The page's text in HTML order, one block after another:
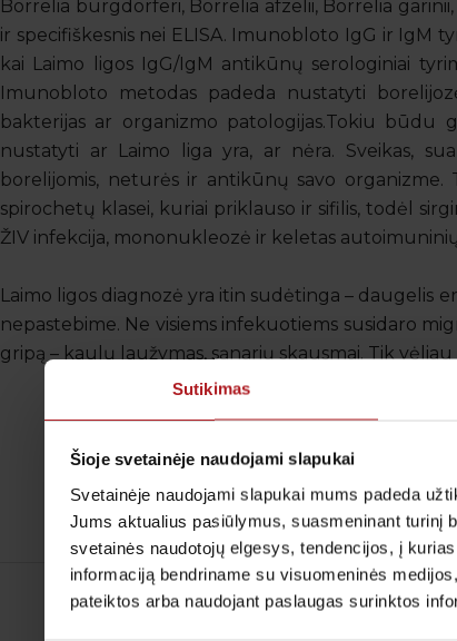
Sutikimas
Šioje svetainėje naudojami slapukai
Svetainėje naudojami slapukai mums padeda
Jums aktualius pasiūlymus, suasmeninant turinį
svetainės naudotojų elgesys, tendencijos, į
informaciją bendriname su visuomeninės
pateiktos arba naudojant paslaugas surinktos
Borrelia burgdorferi, Borrelia afzelii, Borrelia
ir specifiškesnis nei ELISA. Imunobloto IgG ir IgM
kai Laimo ligos IgG/IgM antikūnų serologiniai
Imunobloto metodas padeda nustatyti
bakterijas ar organizmo patologijas.Tokiu būdu
nustatyti ar Laimo liga yra, ar nėra. Sveikas,
borelijomis, neturės ir antikūnų savo
spirochetų klasei, kuriai priklauso ir sifilis, todėl
ŽIV infekcija, mononukleozė ir keletas
Laimo ligos diagnozė yra itin sudėtinga – daugelis
nepastebime. Ne visiems infekuotiems susidaro
gripą – kaulų laužymas, sąnarių skausmai. Tik